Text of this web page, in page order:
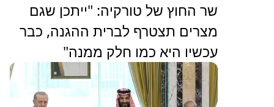
שר החוץ של טורקיה: "ייתכן שגם
מצרים תצטרף לברית ההגנה, כבר
עכשיו היא כמו חלק ממנה"